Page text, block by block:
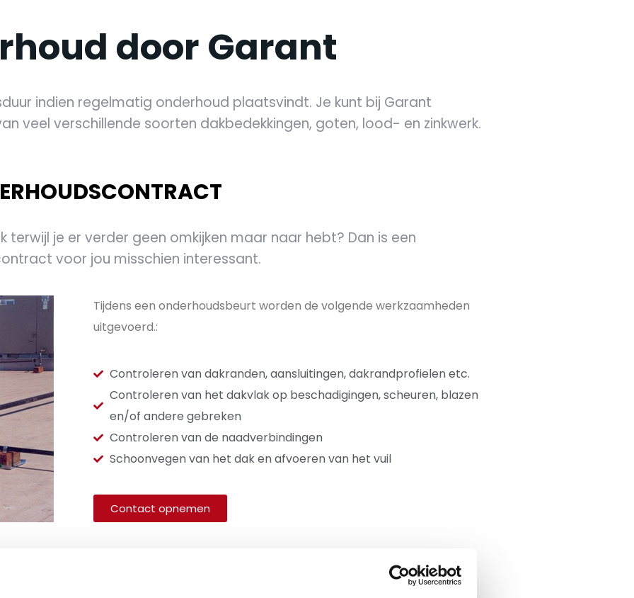
door Garant
indien regelmatig onderhoud plaatsvindt. Je kunt bij Garant
veel verschillende soorten dakbedekkingen, goten, lood- en zinkwerk.
terwijl je er verder geen omkijken maar naar hebt? Dan is een
voor jou misschien interessant.
Tijdens een onderhoudsbeurt worden de volgende werkzaamheden
uitgevoerd.:
Controleren van dakranden, aansluitingen, dakrandprofielen etc.
Controleren van het dakvlak op beschadigingen, scheuren, blazen
en/of andere gebreken
Controleren van de naadverbindingen
Schoonvegen van het dak en afvoeren van het vuil
Contact opnemen